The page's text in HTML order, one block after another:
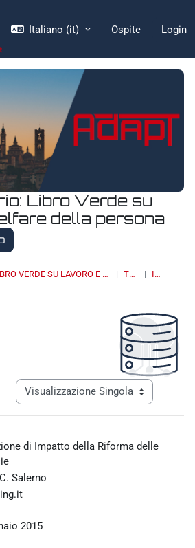
Italiano ‎(it)‎ Ospite Login
Libro Verde su
della persona
LIBRO VERDE SU LAVORO E WELFARE DELLA PERSONA TOPIC 4 ITALIA
Navigazione terziaria modalità
di Impatto della Riforma delle
Salerno
2015